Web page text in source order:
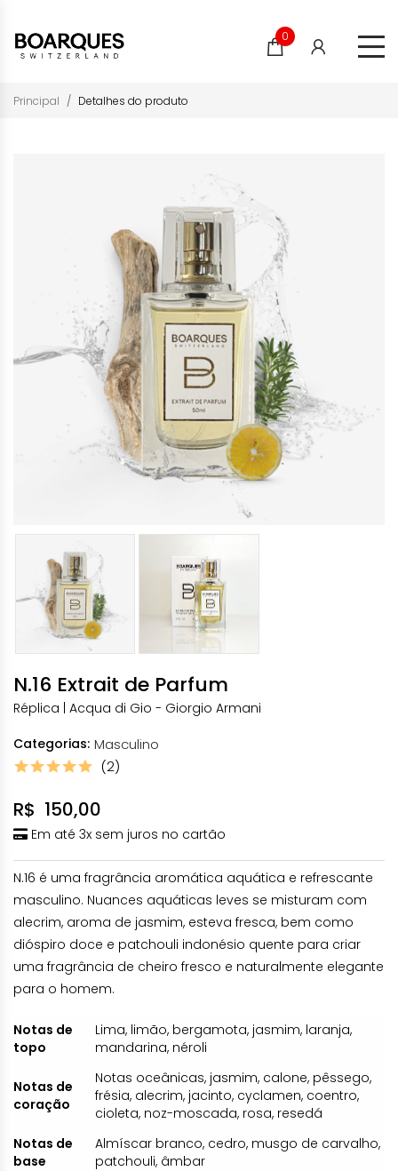
0
Principal Detalhes do produto
N.16 Extrait de Parfum
Réplica | Acqua di Gio - Giorgio Armani
Categorias: Masculino
(2)
R$ 150,00
Em até 3x sem juros no cartão
N.16 é uma fragrância aromática aquática e refrescante
masculino. Nuances aquáticas leves se misturam com
alecrim, aroma de jasmim, esteva fresca, bem como
dióspiro doce e patchouli indonésio quente para criar
uma fragrância de cheiro fresco e naturalmente elegante
para o homem.
Notas de
topo
Lima, limão, bergamota, jasmim, laranja,
mandarina, néroli
Notas de
coração
Notas oceânicas, jasmim, calone, pêssego,
frésia, alecrim, jacinto, cyclamen, coentro,
cioleta, noz-moscada, rosa, resedá
Notas de
base
Almíscar branco, cedro, musgo de carvalho,
patchouli, âmbar